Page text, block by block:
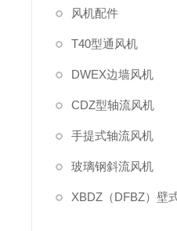
风机配件
T40型通风机
DWEX边墙风机
CDZ型轴流风机
手提式轴流风机
玻璃钢斜流风机